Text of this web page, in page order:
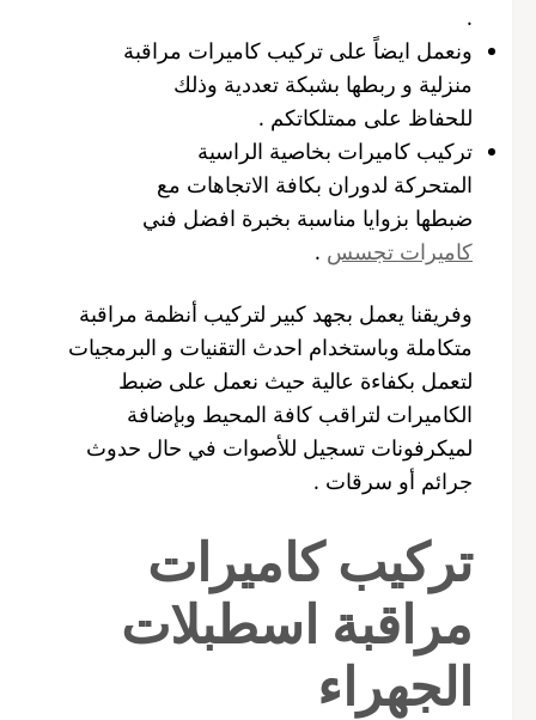
.
ونعمل ايضاً على تركيب كاميرات مراقبة
منزلية و ربطها بشبكة تعددية وذلك
للحفاظ على ممتلكاتكم .
تركيب كاميرات بخاصية الراسية
المتحركة لدوران بكافة الاتجاهات مع
ضبطها بزوايا مناسبة بخبرة افضل فني
كاميرات تجسس .
وفريقنا يعمل بجهد كبير لتركيب أنظمة مراقبة
متكاملة وباستخدام احدث التقنيات و البرمجيات
لتعمل بكفاءة عالية حيث نعمل على ضبط
الكاميرات لتراقب كافة المحيط وبإضافة
لميكرفونات تسجيل للأصوات في حال حدوث
جرائم أو سرقات .
تركيب كاميرات
مراقبة اسطبلات
الجهراء